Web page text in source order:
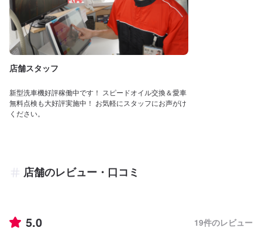
店舗スタッフ
新型洗車機好評稼働中です！ スピードオイル交換＆愛車
無料点検も大好評実施中！ お気軽にスタッフにお声がけ
ください。
店舗のレビュー・口コミ
5.0 19件のレビュー